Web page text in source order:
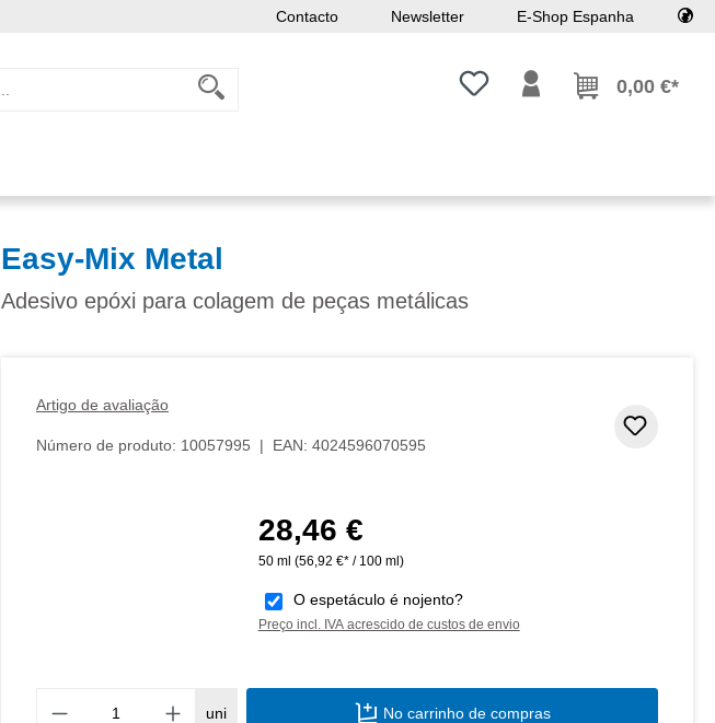
Contacto Newsletter E-Shop Espanha
Tem 0 itens da lista de desejos
0,00 €*
Easy-Mix Metal
Adesivo epóxi para colagem de peças metálicas
Artigo de avaliação
Número de produto: 10057995 | EAN: 4024596070595
Preço normal:
28,46 €
50 ml (56,92 €* / 100 ml)
O espetáculo é nojento?
Preço incl. IVA acrescido de custos de envio
Quantidade do Produto: Insira a
uni No carrinho de compras